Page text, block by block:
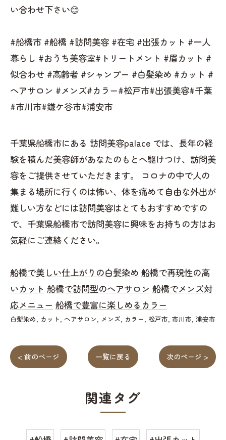
い合わせ下さい😊
#船橋市 #船橋 #訪問美容 #在宅 #出張カット #一人
暮らし #おうち美容室#トリートメント #眉カット #
似合わせ #高齢者 #シャンプー #白髪染め #カット #
ヘアサロン #メンズ#カラー#松戸市#出張美容#千葉
#市川市#鎌ケ谷市#浦安市
千葉県船橋市にある 訪問美容palace では、長年の経
験を積んだ美容師があなたのもとへ駆けつけ、訪問美
容をご提供させていただきます。 コロナの中で人の
集まる場所に行くのは怖い、体を痛めて自由な外出が
難しい方などには訪問美容はとてもおすすめですの
で、千葉県船橋市で訪問美容に興味をお持ちの方はお
気軽にご連絡ください。
船橋で美しい仕上がりの白髪染め 船橋で再現性の高
いカット 船橋で訪問型のヘアサロン 船橋でメンズ対
応メニュー 船橋で豊富に楽しめるカラー
白髪染め カット ヘアサロン メンズ カラー 松戸市 市川市 浦安市
< 前のページ 一覧に戻る 次のページ >
関連タグ